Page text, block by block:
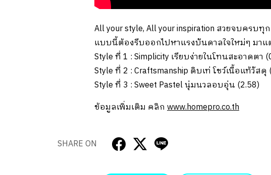
All your style, All your inspiration สวยจบครบ
แบบนี้ต้องรีบออกไปหาแรงบันดาลใจใหม่ๆ มาแ
Style ที่ 1 : Simplicity เรียบง่ายในโทนสะอาดตา
Style ที่ 2 : Craftsmanship ดิบเท่ โชว์เนื้อแท้วัสดุ
Style ที่ 3 : Sweet Pastel นุ่มนวลอบอุ่น (2.58)
ข้อมูลเพิ่มเติม คลิก www.homepro.co.th
SHARE ON